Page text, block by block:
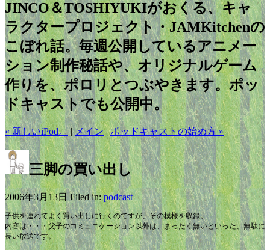
JINCO＆TOSHIYUKIがおくる、キャ
ラクタープロジェクト・JAMKitchenの
こぼれ話。毎週公開しているアニメー
ション制作秘話や、オリジナルゲーム
作りを、ポロリとつぶやきます。ポッ
ドキャストでも公開中。
« 新しいiPod。|メイン|ポッドキャストの始め方 »
三脚の買い出し
2006年3月13日 Filed in:podcast
子供を連れてよく買い出しに行くのですが、その模様を収録。
内容は・・・父子のコミュニケーション以外は、まったく無いといった、無駄に
長い放送です。